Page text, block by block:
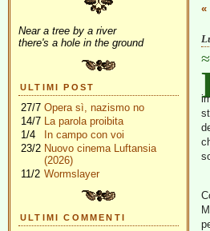
Near a tree by a river
there's a hole in the ground
ULTIMI POST
27/7 Opera sì, nazismo no
14/7 La parola proibita
1/4
In campo con voi
23/2 Nuovo cinema Luftansia
(2026)
11/2 Wormslayer
ULTIMI COMMENTI
«